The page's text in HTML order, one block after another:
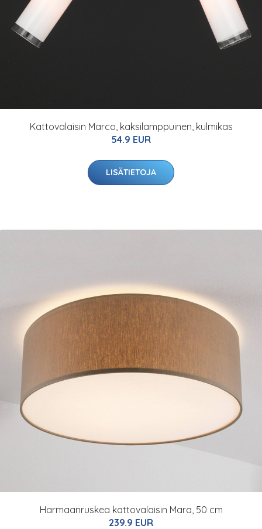
Kattovalaisin Marco, kaksilamppuinen, kulmikas
54.9 EUR
LISÄTIETOJA
Harmaanruskea kattovalaisin Mara, 50 cm
239.9 EUR